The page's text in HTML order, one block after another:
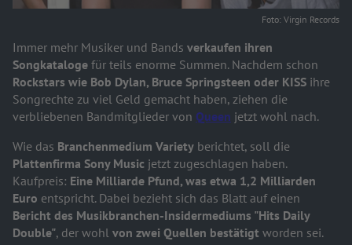
Foto: Virgin Records
Immer mehr Musiker und Bands verkaufen ihren
Songkataloge für teils enorme Summen. Nachdem schon
Rockstars wie Bob Dylan, Bruce Springsteen oder KISS ihre
Songrechte zu viel Geld gemacht haben, ziehen die
verbliebenen Bandmitglieder von Queen jetzt wohl nach.
Wie das Branchenmedium Variety berichtet, soll die
Plattenfirma Sony Music jetzt zugeschlagen haben.
Kaufpreis: Eine Milliarde Pfund, was etwa 1,2 Milliarden
Euro entspricht. Dabei bezieht sich das Blatt auf einen
Bericht des Musikbranchen-Insidermediums "Hits Daily
Double", der wohl von zwei Quellen bestätigt worden sei.